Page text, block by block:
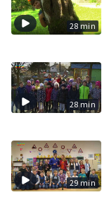
28 min
28 min
29 min